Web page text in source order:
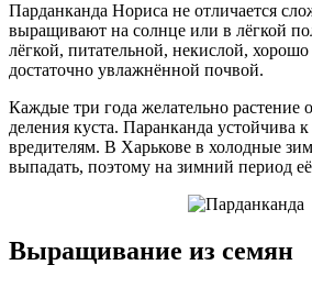
Парданканда Нориса не отличается
выращивают на солнце или в лёгкой
лёгкой, питательной, некислой,
достаточно увлажнённой почвой.
Каждые три года желательно растение
деления куста. Паранканда устойчива
вредителям. В Харькове в холодные
выпадать, поэтому на зимний период
Выращивание из семян